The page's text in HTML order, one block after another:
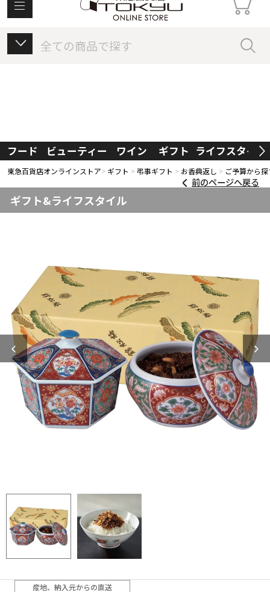
東急百貨店オンラインストアについて
フード ビューティー ワイン ギフト ライフスタイル
東急百貨店オンラインストア ギフト 弔事ギフト お香典返し ご予算から探
前のページへ戻る
産地、納入元からの直送
ギフト&ライフスタイル